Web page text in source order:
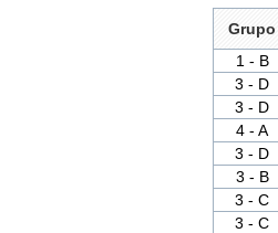
Grupo
1 - B
3 - D
3 - D
4 - A
3 - D
3 - B
3 - C
3 - C